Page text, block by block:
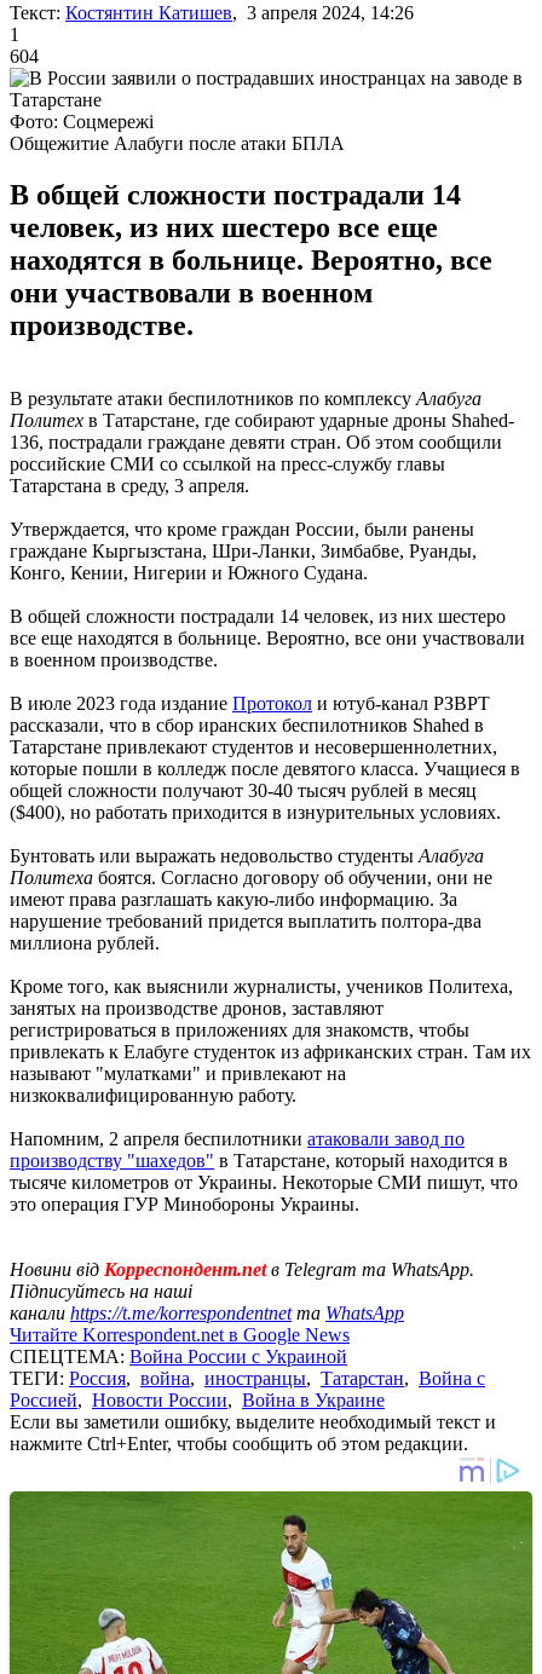
Текст: Костянтин Катишев, 3 апреля 2024, 14:26
1
604
Фото: Соцмережі
Общежитие Алабуги после атаки БПЛА
В общей сложности пострадали 14
человек, из них шестеро все еще
находятся в больнице. Вероятно, все
они участвовали в военном
производстве.
В результате атаки беспилотников по комплексу Алабуга
Политех в Татарстане, где собирают ударные дроны Shahed-
136, пострадали граждане девяти стран. Об этом сообщили
российские СМИ со ссылкой на пресс-службу главы
Татарстана в среду, 3 апреля.
Утверждается, что кроме граждан России, были ранены
граждане Кыргызстана, Шри-Ланки, Зимбабве, Руанды,
Конго, Кении, Нигерии и Южного Судана.
В общей сложности пострадали 14 человек, из них шестеро
все еще находятся в больнице. Вероятно, все они участвовали
в военном производстве.
В июле 2023 года издание Протокол и ютуб-канал РЗВРТ
рассказали, что в сбор иранских беспилотников Shahed в
Татарстане привлекают студентов и несовершеннолетних,
которые пошли в колледж после девятого класса. Учащиеся в
общей сложности получают 30-40 тысяч рублей в месяц
($400), но работать приходится в изнурительных условиях.
Бунтовать или выражать недовольство студенты Алабуга
Политеха боятся. Согласно договору об обучении, они не
имеют права разглашать какую-либо информацию. За
нарушение требований придется выплатить полтора-два
миллиона рублей.
Кроме того, как выяснили журналисты, учеников Политеха,
занятых на производстве дронов, заставляют
регистрироваться в приложениях для знакомств, чтобы
привлекать к Елабуге студенток из африканских стран. Там их
называют "мулатками" и привлекают на
низкоквалифицированную работу.
Напомним, 2 апреля беспилотники атаковали завод по
производству "шахедов" в Татарстане, который находится в
тысяче километров от Украины. Некоторые СМИ пишут, что
это операция ГУР Минобороны Украины.
Новини від Корреспондент.netв Telegram та WhatsApp.
Підписуйтесь на наші
канали https://t.me/korrespondentnetта WhatsApp
Читайте Korrespondent.net в Google News
СПЕЦТЕМА: Война России с Украиной
ТЕГИ: Россия, война, иностранцы, Татарстан, Война с
Россией, Новости России, Война в Украине
Если вы заметили ошибку, выделите необходимый текст и
нажмите Ctrl+Enter, чтобы сообщить об этом редакции.